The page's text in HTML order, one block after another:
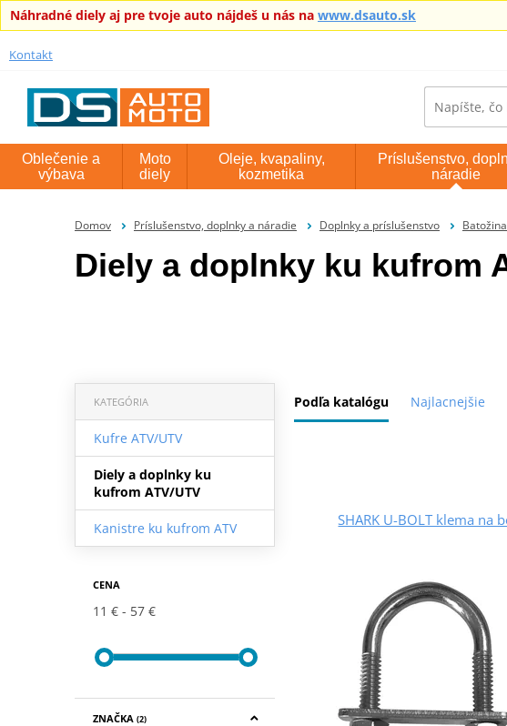
Náhradné diely aj pre tvoje auto nájdeš u nás na www.dsauto.sk
Kontakt
Oblečenie a
výbava
Moto
diely
Oleje, kvapaliny,
kozmetika
Príslušenstvo,
náradie
Domov Príslušenstvo, doplnky a náradie Doplnky a príslušenstvo
Diely a doplnky ku kufrom
Podľa katalógu Najlacnejšie
KATEGÓRIA
Kufre ATV/UTV
Diely a doplnky ku
kufrom ATV/UTV
Kanistre ku kufrom ATV
CENA
11 € 57 €
ZNAČKA (2)
SHARK U-BOLT klema na